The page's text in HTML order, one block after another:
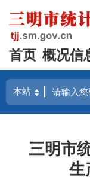
首页 概况信
三明市
生